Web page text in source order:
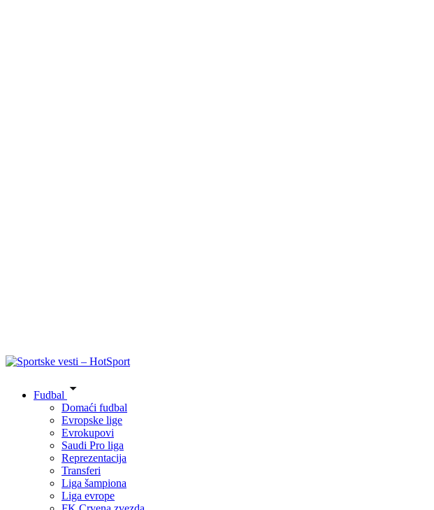
Fudbal
Domaći fudbal
Evropske lige
Evrokupovi
Saudi Pro liga
Reprezentacija
Transferi
Liga šampiona
Liga evrope